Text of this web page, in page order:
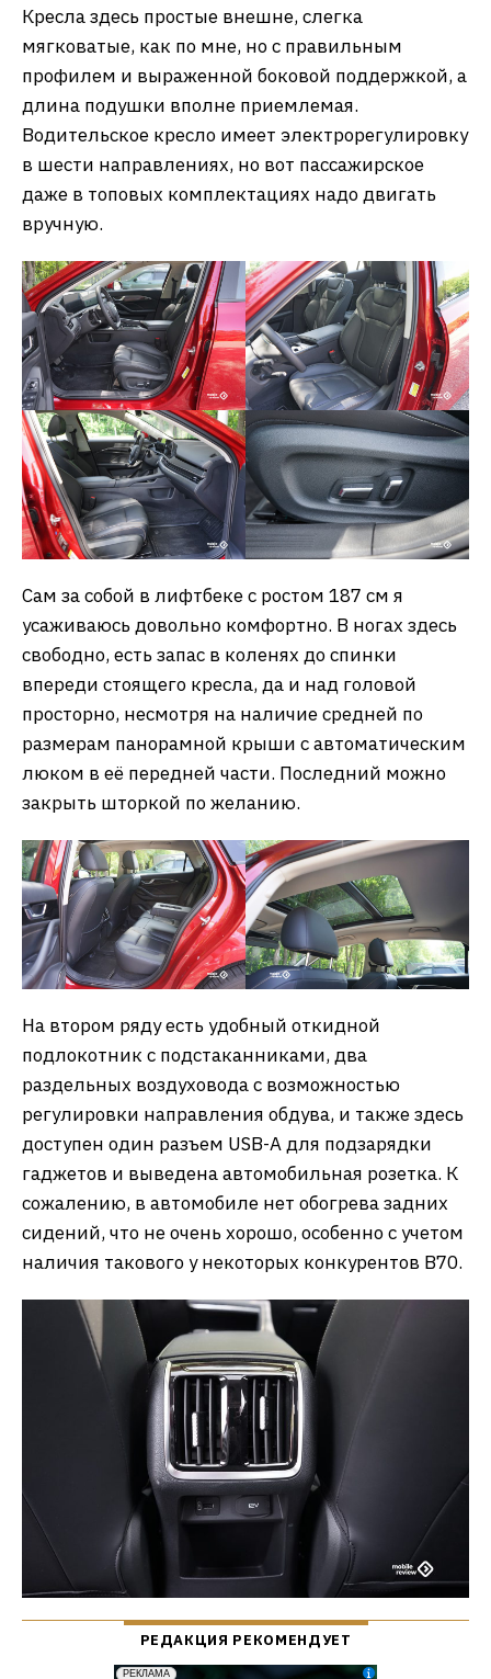
Кресла здесь простые внешне, слегка
мягковатые, как по мне, но с правильным
профилем и выраженной боковой поддержкой, а
длина подушки вполне приемлемая.
Водительское кресло имеет электрорегулировку
в шести направлениях, но вот пассажирское
даже в топовых комплектациях надо двигать
вручную.
Сам за собой в лифтбеке с ростом 187 см я
усаживаюсь довольно комфортно. В ногах здесь
свободно, есть запас в коленях до спинки
впереди стоящего кресла, да и над головой
просторно, несмотря на наличие средней по
размерам панорамной крыши с автоматическим
люком в её передней части. Последний можно
закрыть шторкой по желанию.
На втором ряду есть удобный откидной
подлокотник с подстаканниками, два
раздельных воздуховода с возможностью
регулировки направления обдува, и также здесь
доступен один разъем USB-A для подзарядки
гаджетов и выведена автомобильная розетка. К
сожалению, в автомобиле нет обогрева задних
сидений, что не очень хорошо, особенно с учетом
наличия такового у некоторых конкурентов B70.